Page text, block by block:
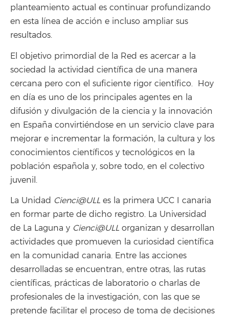
planteamiento actual es continuar profundizando
en esta línea de acción e incluso ampliar sus
resultados.
El objetivo primordial de la Red es acercar a la
sociedad la actividad científica de una manera
cercana pero con el suficiente rigor científico. Hoy
en día es uno de los principales agentes en la
difusión y divulgación de la ciencia y la innovación
en España convirtiéndose en un servicio clave para
mejorar e incrementar la formación, la cultura y los
conocimientos científicos y tecnológicos en la
población española y, sobre todo, en el colectivo
juvenil.
La Unidad Cienci@ULL es la primera UCC I canaria
en formar parte de dicho registro. La Universidad
de La Laguna y Cienci@ULL organizan y desarrollan
actividades que promueven la curiosidad científica
en la comunidad canaria. Entre las acciones
desarrolladas se encuentran, entre otras, las rutas
científicas, prácticas de laboratorio o charlas de
profesionales de la investigación, con las que se
pretende facilitar el proceso de toma de decisiones